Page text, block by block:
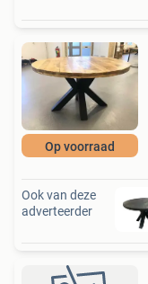
Op voorraad
Ook van deze
adverteerder